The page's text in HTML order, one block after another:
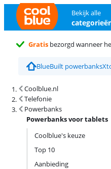
Bekijk alle
Gratis bezorgd wanneer
BlueBuilt powerbanks
Coolblue.nl
Telefonie
Powerbanks
Powerbanks voor tablets
Coolblue's keuze
Top 10
Aanbieding
Zoekresultaten en sortering